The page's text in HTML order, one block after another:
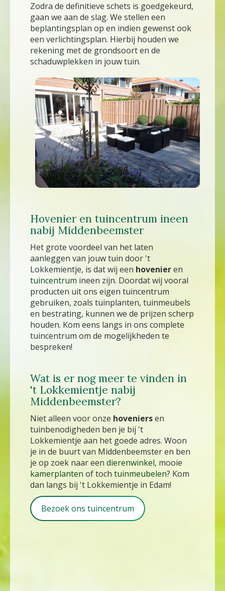
Zodra de definitieve schets is goedgekeurd,
gaan we aan de slag. We stellen een
beplantingsplan op en indien gewenst ook
een verlichtingsplan. Hierbij houden we
rekening met de grondsoort en de
schaduwplekken in jouw tuin.
Hovenier en tuincentrum ineen
nabij Middenbeemster
Het grote voordeel van het laten
aanleggen van jouw tuin door 't
Lokkemientje, is dat wij een hovenieren
tuincentrum ineen zijn. Doordat wij vooral
producten uit ons eigen tuincentrum
gebruiken, zoals tuinplanten, tuinmeubels
en bestrating, kunnen we de prijzen scherp
houden. Kom eens langs in ons complete
tuincentrum om de mogelijkheden te
bespreken!
Wat is er nog meer te vinden in
't Lokkemientje nabij
Middenbeemster?
Niet alleen voor onze hoveniersen
tuinbenodigheden ben je bij 't
Lokkemientje aan het goede adres. Woon
je in de buurt van Middenbeemster en ben
je op zoek naar een dierenwinkel, mooie
kamerplanten of toch tuinmeubelen? Kom
dan langs bij 't Lokkemientje in Edam!
Bezoek ons tuincentrum